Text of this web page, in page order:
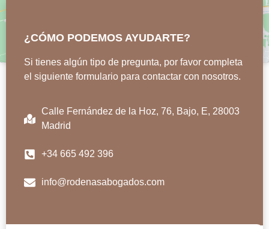
¿CÓMO PODEMOS AYUDARTE?
Si tienes algún tipo de pregunta, por favor completa
el siguiente formulario para contactar con nosotros.
Calle Fernández de la Hoz, 76, Bajo, E, 28003
Madrid
+34 665 492 396
info@rodenasabogados.com